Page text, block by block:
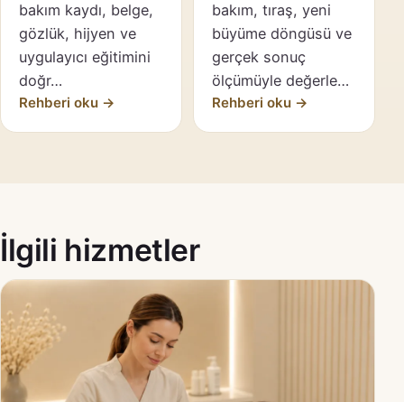
bakım kaydı, belge,
gözlük, hijyen ve
uygulayıcı eğitimini
doğr…
Rehberi oku →
bakım, tıraş, yeni
büyüme döngüsü ve
gerçek sonuç
ölçümüyle değerle…
Rehberi oku →
İlgili hizmetler